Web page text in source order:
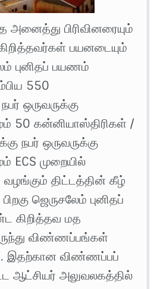
அனைத்து பிரிவினரையும்
பயனடையும்
புனிதப் பயணம்
550
ஒருவருக்கு
50 கன்னியாஸ்திரிகள் /
நபர் ஒருவருக்கு
ECS முறையில்
வழங்கும் திட்டத்தின் கீழ்
ஜெருசலேம் புனிதப்
மத
விண்ணப்பங்கள்
இதற்கான விண்ணப்பப்
ஆட்சியர் அலுவலகத்தில்